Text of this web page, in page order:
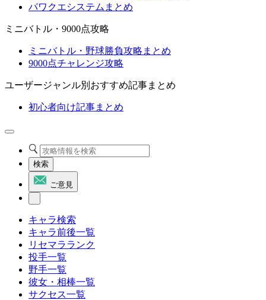
パワクエシステムまとめ
ミニバトル・9000点攻略
ミニバトル・野球勝負攻略まとめ
9000点チャレンジ攻略
ユーザージャンル別おすすめ記事まとめ
初心者向け記事まとめ
検索
ご意見
キャラ検索
キャラ前後一覧
リセマラランク
投手一覧
野手一覧
彼女・相棒一覧
サクセス一覧